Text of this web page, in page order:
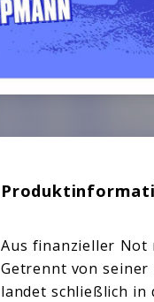
Aus finanzieller Not
Getrennt von seiner
landet schließlich in